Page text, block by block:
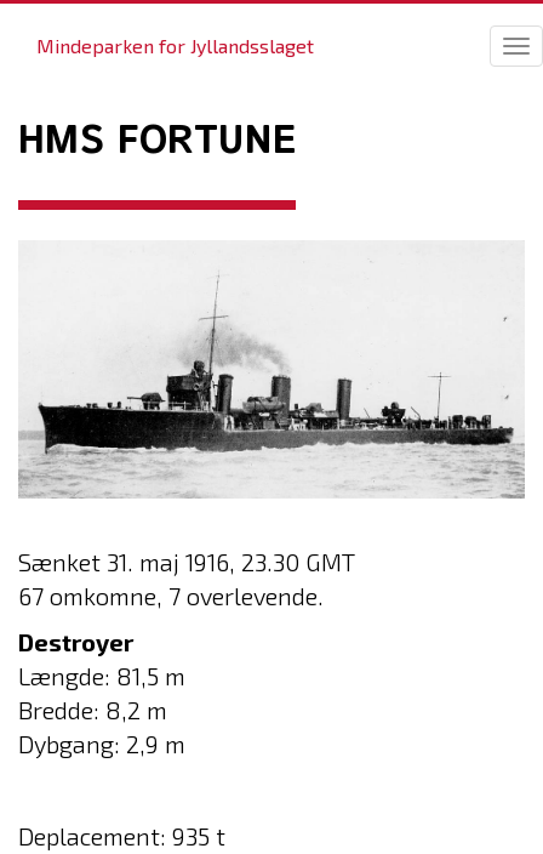
Mindeparken for Jyllandsslaget
HMS FORTUNE
Sænket 31. maj 1916, 23.30 GMT
67 omkomne, 7 overlevende.
Destroyer
Længde: 81,5 m
Bredde: 8,2 m
Dybgang: 2,9 m
Deplacement: 935 t